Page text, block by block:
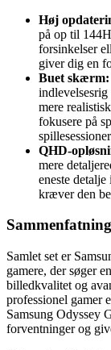
Høj
på op til
forsinkelser
giver dig en
Buet skærm:
mere
fokusere på
QHD-
mere
eneste
kræver den
Sammenfatning
Samlet set er
gamere, der søger
billedkvalitet og
professionel gamer
Samsung Odyssey
forventninger og